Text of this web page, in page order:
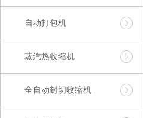
自动打包机
蒸汽热收缩机
全自动封切收缩机